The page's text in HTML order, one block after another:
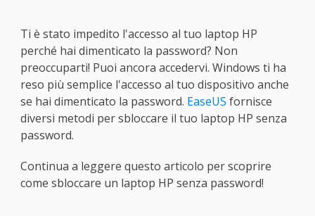
Ti è stato impedito l'accesso al tuo laptop HP
perché hai dimenticato la password? Non
preoccuparti! Puoi ancora accedervi. Windows ti ha
reso più semplice l'accesso al tuo dispositivo anche
se hai dimenticato la password. EaseUS fornisce
diversi metodi per sbloccare il tuo laptop HP senza
password.
Continua a leggere questo articolo per scoprire
come sbloccare un laptop HP senza password!